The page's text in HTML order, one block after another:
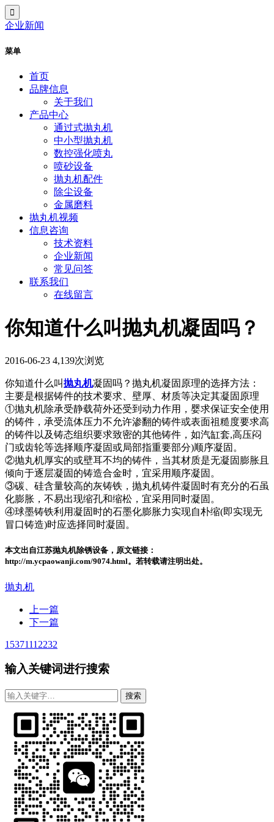
企业新闻
菜单
首页
品牌信息
关于我们
产品中心
通过式抛丸机
中小型抛丸机
数控强化喷丸
喷砂设备
抛丸机配件
除尘设备
金属磨料
抛丸机视频
信息咨询
技术资料
企业新闻
常见问答
联系我们
在线留言
你知道什么叫抛丸机凝固吗？
2016-06-23 4,139次浏览
你知道什么叫抛丸机凝固吗？抛丸机凝固原理的选择方法：
主要是根据铸件的技术要求、壁厚、材质等决定其凝固原理
①抛丸机除承受静载荷外还受到动力作用，婴求保证安全使用
的铸件，承受流体压力不允许渗翻的铸件或表面祖糙度要求高
的铸件以及铸态组织要求致密的其他铸件，如汽缸套,高压闷
门或齿轮等选择顺序凝固或局部指重要部分)顺序凝固。
②抛丸机厚实的或壁耳不均的铸件，当其材质是无凝固膨胀且
倾向于逐层凝固的铸造合金时，宜采用顺序凝固。
③碳、硅含量较高的灰铸铁，抛丸机铸件凝固时有充分的石虽
化膨胀，不易出现缩孔和缩松，宜采用同时凝固。
④球墨铸铁利用凝固时的石墨化膨胀力实现自朴缩(即实现无
冒口铸造)时应选择同时凝固。
本文出自江苏抛丸机除锈设备，原文链接：
http://m.ycpaowanji.com/9074.html。若转载请注明出处。
抛丸机
上一篇
下一篇
15371112232
输入关键词进行搜索